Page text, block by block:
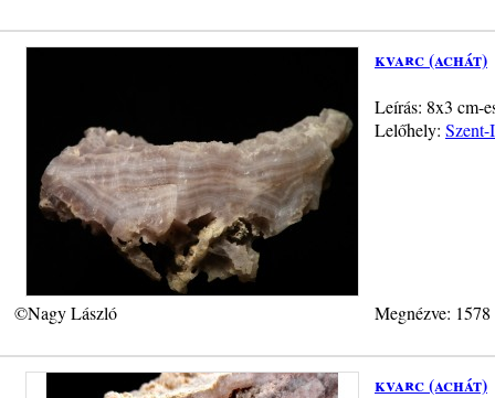
kvarc (achát)
Leírás: 8x3 cm-
Lelőhely:
©Nagy László Megnézve:
kvarc (achát)